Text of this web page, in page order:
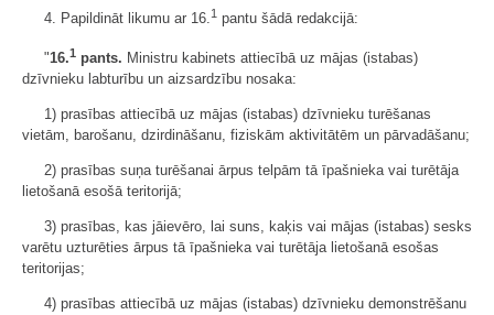
4. Papildināt likumu ar 16. 1 pantu šādā redakcijā:
"16.1 pants. Ministru kabinets attiecībā uz mājas (istabas)
dzīvnieku labturību un aizsardzību nosaka:
1) prasības attiecībā uz mājas (istabas) dzīvnieku turēšanas
vietām, barošanu, dzirdināšanu, fiziskām aktivitātēm un pārvadāšanu;
2) prasības suņa turēšanai ārpus telpām tā īpašnieka vai turētāja
lietošanā esošā teritorijā;
3) prasības, kas jāievēro, lai suns, kaķis vai mājas (istabas) sesks
varētu uzturēties ārpus tā īpašnieka vai turētāja lietošanā esošas
teritorijas;
4) prasības attiecībā uz mājas (istabas) dzīvnieku demonstrēšanu